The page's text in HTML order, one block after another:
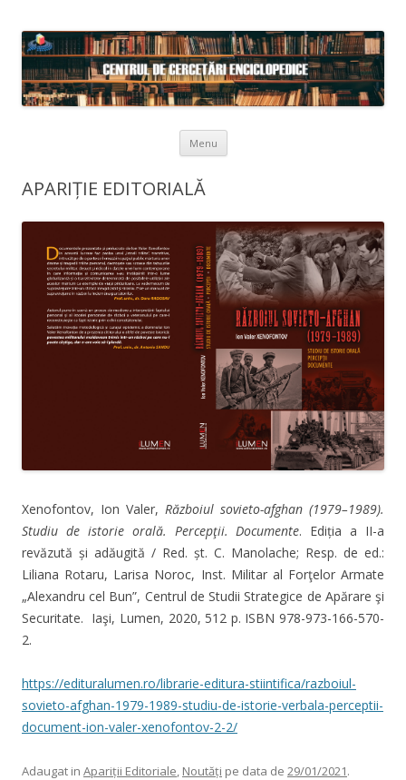
Menu Skip to content
APARIȚIE EDITORIALĂ
Xenofontov, Ion Valer, Războiul sovieto-afghan (1979–1989).
Studiu de istorie orală. Percepţii. Documente. Ediția a II-a
revăzută și adăugită / Red. șt. C. Manolache; Resp. de ed.:
Liliana Rotaru, Larisa Noroc, Inst. Militar al Forţelor Armate
„Alexandru cel Bun”, Centrul de Studii Strategice de Apărare şi
Securitate. Iaşi, Lumen, 2020, 512 p. ISBN 978-973-166-570-
2.
https://edituralumen.ro/librarie-editura-stiintifica/razboiul-
sovieto-afghan-1979-1989-studiu-de-istorie-verbala-perceptii-
document-ion-valer-xenofontov-2-2/
Adaugat in Apariții Editoriale Noutăți pe data de 29/01/2021.